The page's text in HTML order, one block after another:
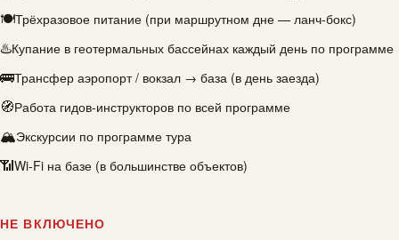
🍽Трёхразовое питание (при маршрутном дне — ланч-бокс)
♨️Купание в геотермальных бассейнах каждый день по программе
🚌Трансфер аэропорт / вокзал → база (в день заезда)
🧭Работа гидов-инструкторов по всей программе
🏔Экскурсии по программе тура
📶Wi-Fi на базе (в большинстве объектов)
НЕ ВКЛЮЧЕНО